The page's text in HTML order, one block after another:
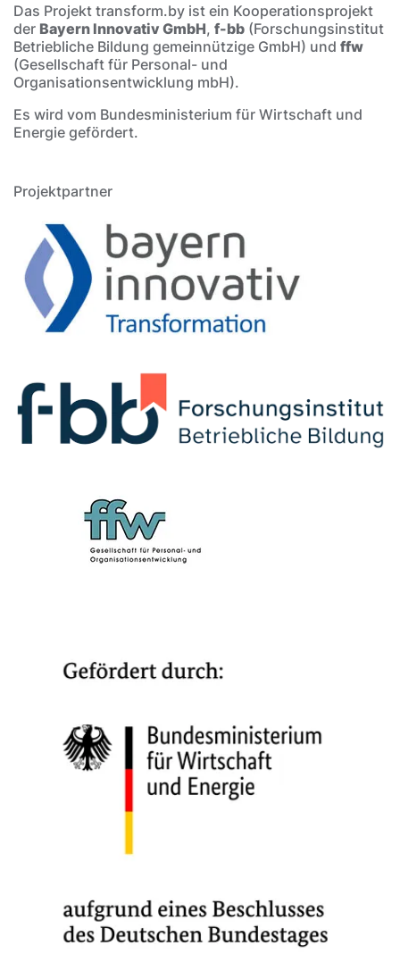
Das Projekt transform.by ist ein Kooperationsprojekt
der Bayern Innovativ GmbH, f-bb (Forschungsinstitut
Betriebliche Bildung gemeinnützige GmbH) und ffw
(Gesellschaft für Personal- und
Organisationsentwicklung mbH).
Es wird vom Bundesministerium für Wirtschaft und
Energie gefördert.
Projektpartner